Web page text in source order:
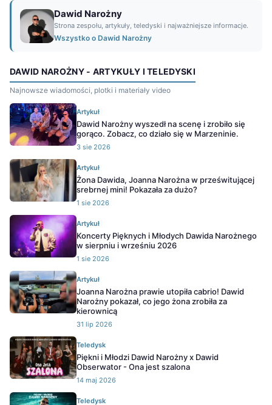
Dawid Narożny
Strona zespołu, artykuły, teledyski i najważniejsze informacje.
Wszystko o Dawid Narożny
DAWID NAROŻNY - ARTYKUŁY I TELEDYSKI
Najnowsze wiadomości, plotki i materiały video
Artykuł
Dawid Narożny wyszedł na scenę i zrobiło się
gorąco. Zobacz, co działo się w Marzeninie.
3 sie 2026
Artykuł
Żona Dawida, Joanna Narożna w prześwitującej
srebrnej mini! Pokazała za dużo?
1 sie 2026
Artykuł
Koncerty Pięknych i Młodych Dawida Narożnego
w sierpniu i wrześniu 2026
1 sie 2026
Artykuł
Joanna Narożna prawie utopiła cabrio! Dawid
Narożny pokazał, co jego żona zrobiła za
kierownicą
31 lip 2026
Teledysk
Piękni i Młodzi Dawid Narożny x Dawid
Obserwator - Ona jest szalona
14 maj 2026
Teledysk